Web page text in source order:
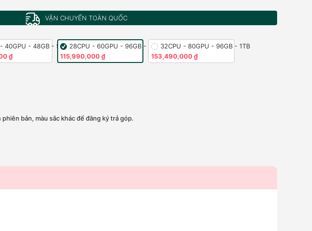
VẬN CHUYỂN TOÀN QUỐC
40GPU - 48GB - 512GB
₫
28CPU - 60GPU - 96GB - 1TB
115,990,000 ₫
32CPU - 80GPU - 96GB - 1TB
153,490,000 ₫
bản, màu sắc khác để đăng ký trả góp.